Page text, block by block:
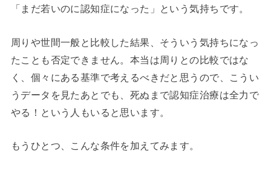
「まだ若いのに認知症になった」という気持ちです。
周りや世間一般と比較した結果、そういう気持ちになっ
たことも否定できません。本当は周りとの比較ではな
く、個々にある基準で考えるべきだと思うので、こうい
うデータを見たあとでも、死ぬまで認知症治療は全力で
やる！という人もいると思います。
もうひとつ、こんな条件を加えてみます。